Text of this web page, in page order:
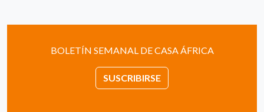
BOLETÍN SEMANAL DE CASA ÁFRICA
SUSCRIBIRSE